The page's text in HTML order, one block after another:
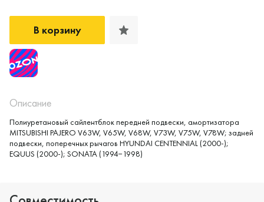
В корзину
Описание
Полиуретановый сайлентблок передней подвески, амортизатора
MITSUBISHI PAJERO V63W, V65W, V68W, V73W, V75W, V78W; задней
подвески, поперечных рычагов HYUNDAI CENTENNIAL (2000-);
EQUUS (2000-); SONATA (1994−1998)